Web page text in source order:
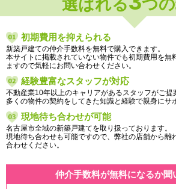
選ばれる つ
初期費用を抑えられる
新築戸建ての仲介手数料を無料で購入できます。
本サイトに掲載されていない物件でも初期費用を無
ますので気軽にお問い合わせください。
経験豊富なスタッフが対応
不動産業10年以上のキャリアがあるスタッフがご提
多くの物件の契約をしてきた知識と経験で親身にサ
現地待ち合わせが可能
名古屋市全域の新築戸建てを取り扱っております。
現地待ち合わせも可能ですので、弊社の店舗から離
合わせください。
仲介手数料が無料になるか聞